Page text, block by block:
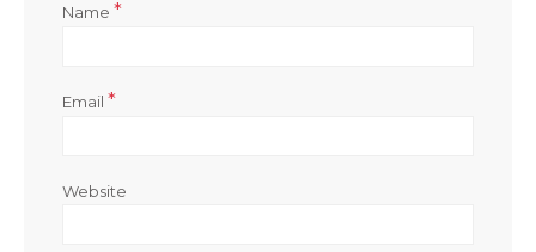
Name *
Email *
Website